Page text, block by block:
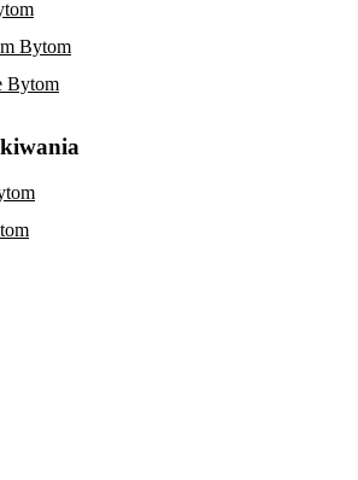
Bytom
Bytom